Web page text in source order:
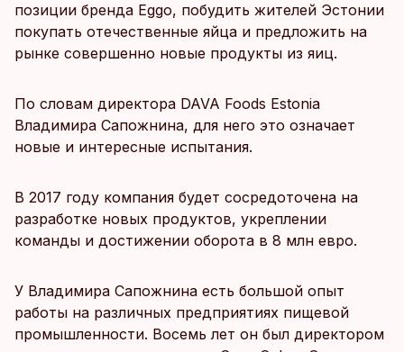
позиции бренда Eggo, побудить жителей Эстонии
покупать отечественные яйца и предложить на
рынке совершенно новые продукты из яиц.
По словам директора DAVA Foods Estonia
Владимира Сапожнина, для него это означает
новые и интересные испытания.
В 2017 году компания будет сосредоточена на
разработке новых продуктов, укреплении
команды и достижении оборота в 8 млн евро.
У Владимира Сапожнина есть большой опыт
работы на различных предприятиях пищевой
промышленности. Восемь лет он был директором